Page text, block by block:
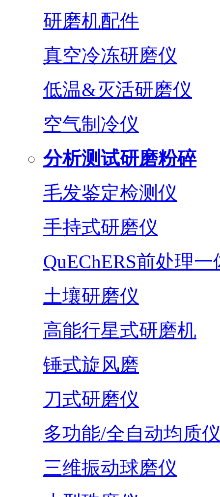
研磨机配件
真空冷冻研磨仪
低温&灭活研磨仪
空气制冷仪
分析测试研磨粉碎
毛发鉴定检测仪
手持式研磨仪
QuEChERS前处理一
土壤研磨仪
高能行星式研磨机
锤式旋风磨
刀式研磨仪
多功能/全自动均质
三维振动球磨仪